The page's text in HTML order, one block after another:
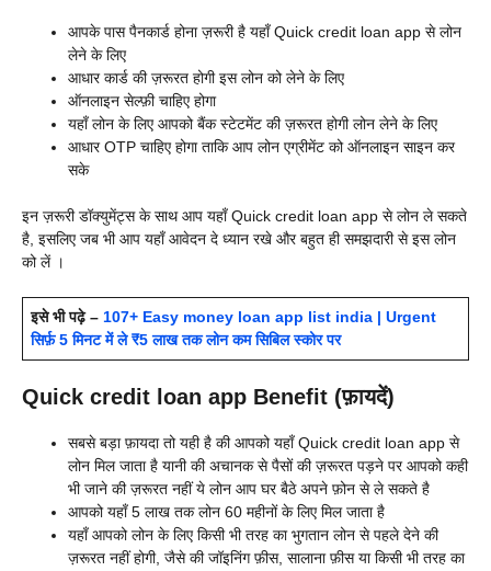
आपके पास पैनकार्ड होना ज़रूरी है यहाँQuick credit loan app से लोन
लेने के लिए
आधार कार्ड की ज़रूरत होगी इस लोन को लेने के लिए
ऑनलाइन सेल्फ़ी चाहिए होगा
यहाँ लोन के लिए आपको बैंक स्टेटमेंट की ज़रूरत होगी लोन लेने के लिए
आधार OTP चाहिए होगा ताकि आप लोन एग्रीमेंट को ऑनलाइन साइन कर
सके
इन ज़रूरी डॉक्युमेंट्स के साथ आप यहाँQuick credit loan app से लोन ले सकते
है, इसलिए जब भी आप यहाँ आवेदन दे ध्यान रखे और बहुत ही समझदारी से इस लोन
को लें ।
इसे भी पढ़े – 107+ Easy money loan app list india | Urgent
सिर्फ़ 5 मिनट में ले ₹5 लाख तक लोन कम सिबिल स्कोर पर
Quick credit loan app Benefit (फ़ायदें)
सबसे बड़ा फ़ायदा तो यही है की आपको यहाँQuick credit loan app से
लोन मिल जाता है यानी की अचानक से पैसों की ज़रूरत पड़ने पर आपको कही
भी जाने की ज़रूरत नहीं ये लोन आप घर बैठे अपने फ़ोन से ले सकते है
आपको यहाँ 5 लाख तक लोन 60 महीनों के लिए मिल जाता है
यहाँ आपको लोन के लिए किसी भी तरह का भुगतान लोन से पहले देने की
ज़रूरत नहीं होगी, जैसे की जॉइनिंग फ़ीस, सालाना फ़ीस या किसी भी तरह का